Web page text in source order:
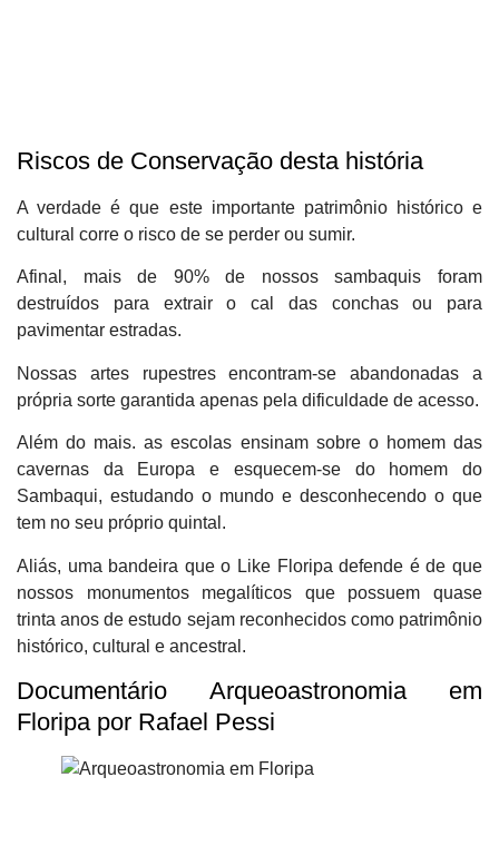
Riscos de Conservação desta história
A verdade é que este importante patrimônio histórico e
cultural corre o risco de se perder ou sumir.
Afinal, mais de 90% de nossos sambaquis foram
destruídos para extrair o cal das conchas ou para
pavimentar estradas.
Nossas artes rupestres encontram-se abandonadas a
própria sorte garantida apenas pela dificuldade de acesso.
Além do mais. as escolas ensinam sobre o homem das
cavernas da Europa e esquecem-se do homem do
Sambaqui, estudando o mundo e desconhecendo o que
tem no seu próprio quintal.
Aliás, uma bandeira que o Like Floripa defende é de que
nossos monumentos megalíticos que possuem quase
trinta anos de estudo sejam reconhecidos como patrimônio
histórico, cultural e ancestral.
Documentário Arqueoastronomia em
Floripa por Rafael Pessi